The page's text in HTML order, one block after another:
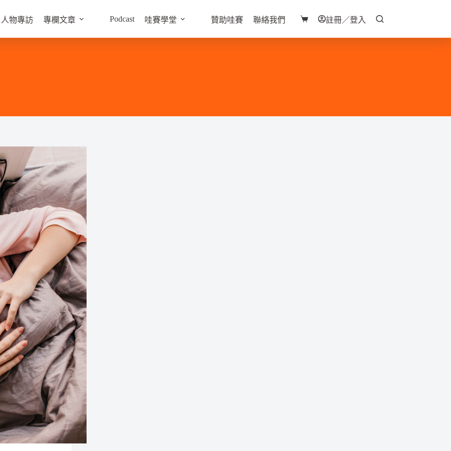
人物專訪 專欄文章 Podcast 哇賽學堂 贊助哇賽 聯絡我們
購
物
註冊／登入